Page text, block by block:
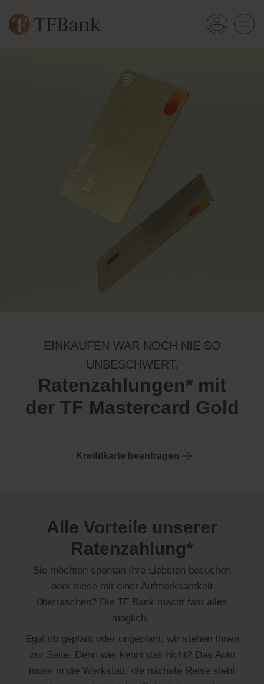
EINKAUFEN WAR NOCH NIE SO
UNBESCHWERT.
Ratenzahlungen* mit
der TF Mastercard Gold
Kreditkarte beantragen
Alle Vorteile unserer
Ratenzahlung*
Sie möchten spontan Ihre Liebsten besuchen
oder diese mit einer Aufmerksamkeit
überraschen? Die TF Bank macht fast alles
möglich.
Egal ob geplant oder ungeplant, wir stehen Ihnen
zur Seite. Denn wer kennt das nicht? Das Auto
muss in die Werkstatt, die nächste Reise steht